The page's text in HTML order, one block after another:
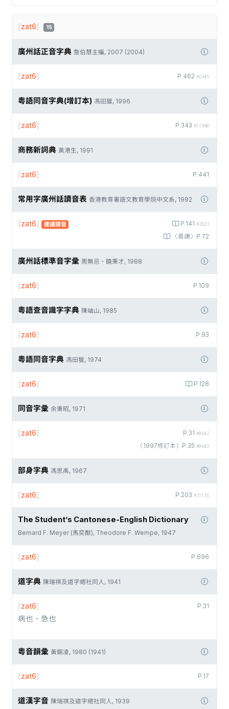
[zat6] 15
廣州話正音字典 詹伯慧主編, 2007 (2004)
P.462 #6345
[zat6]
粵語同音字典(增訂本) 馮田獵, 1996
P.343 #11960
[zat6]
商務新詞典 黃港生, 1991
P.441
[zat6]
常用字廣州話讀音表 香港教育署語文教育學院中文系, 1992
P.141 #2623
〈異讀〉P.72
[zat6] 建議讀音
廣州話標準音字彙 周無忌、饒秉才, 1988
P.109
[zat6]
粵語查音識字字典 陳岫山, 1985
P.93
[zat6]
粵語同音字典 馮田獵, 1974
P.128
[zat6]
同音字彙 余秉昭, 1971
P.31 #0642
〈1997修訂本〉P.35 #0642
[zat6]
部身字典 馮思禹, 1967
P.203 #31135
[zat6]
The Student’s Cantonese-English Dictionary
Bernard F. Meyer (馬奕猷), Theodore F. Wempe, 1947
P.696
[zat6]
道字典 陳瑞祺及道字總社同人, 1941
P.31
[zat6]
病也，急也
粵音韻彙 黃錫凌, 1980 (1941)
P.17
[zat6]
道漢字音 陳瑞祺及道字總社同人, 1939